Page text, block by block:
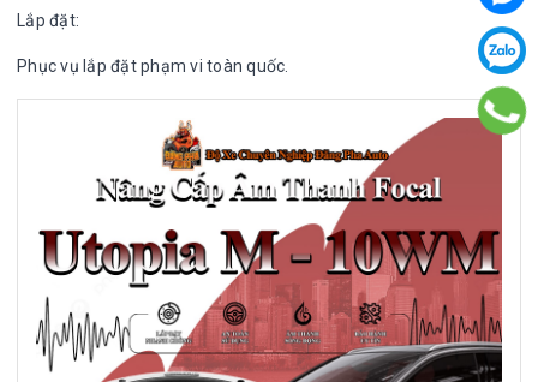
Lắp đặt:
Phục vụ lắp đặt phạm vi toàn quốc.